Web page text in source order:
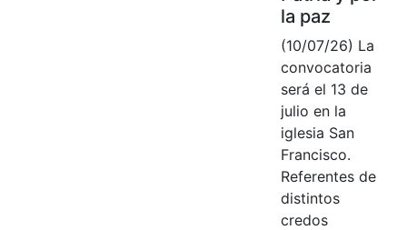
la paz
(10/07/26) La
convocatoria
será el 13 de
julio en la
iglesia San
Francisco.
Referentes de
distintos
credos